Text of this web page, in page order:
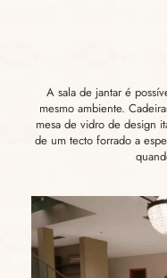
A sala de jantar é
mesmo ambiente.
mesa de vidro de design
de um tecto forrado a